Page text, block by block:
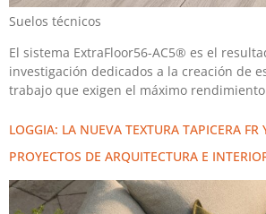
Suelos técnicos
El sistema ExtraFloor56-AC5® es el
investigación dedicados a la creación de
trabajo que exigen el máximo
LOGGIA: LA NUEVA TEXTURA TAPICERA
PROYECTOS DE ARQUITECTURA E